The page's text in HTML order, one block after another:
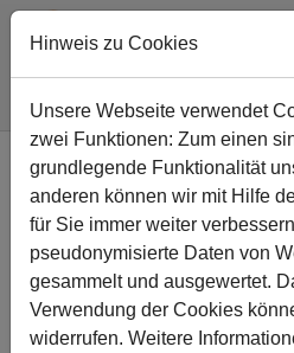
Zum Hauptinhalt springen
Sie sind hier:
Gesamtschule Nachricht
Engagierte
besuchen den
01.07.2024
Hinweis zu Cookies
Unsere Webseite verwendet
zwei Funktionen: Zum einen
grundlegende Funktionalität
anderen können wir mit Hilfe
für Sie immer weiter
pseudonymisierte Daten von
gesammelt und ausgewertet.
Verwendung der Cookies
widerrufen. Weitere